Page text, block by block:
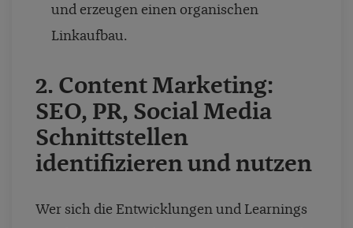
und erzeugen einen organischen
Linkaufbau.
2. Content Marketing:
SEO, PR, Social Media
Schnittstellen
identifizieren und nutzen
Wer sich die Entwicklungen und Learnings